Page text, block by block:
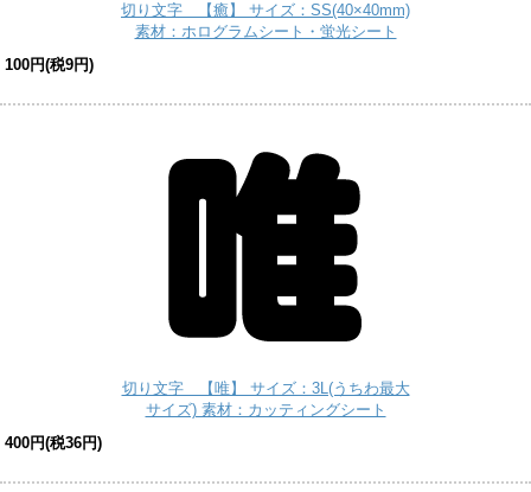
切り文字 【癒】 サイズ：SS(40×40mm)
素材：ホログラムシート・蛍光シート
100円(税9円)
切り文字 【唯】 サイズ：3L(うちわ最大
サイズ) 素材：カッティングシート
400円(税36円)